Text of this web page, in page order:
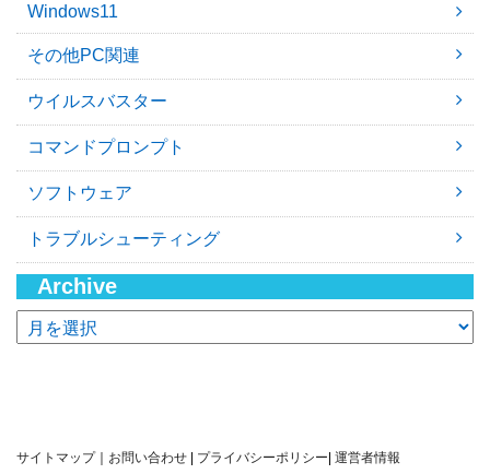
Windows11
その他PC関連
ウイルスバスター
コマンドプロンプト
ソフトウェア
トラブルシューティング
Archive
ア
ー
サイトマップ｜ お問い合わせ プライバシーポリシー 運営者情報